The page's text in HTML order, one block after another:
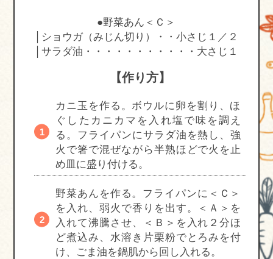
●野菜あん＜Ｃ＞
│ショウガ（みじん切り）・・小さじ１／２
│サラダ油・・・・・・・・・・・大さじ１
【作り方】
カニ玉を作る。ボウルに卵を割り、ほ
ぐしたカニカマを入れ塩で味を調え
る。フライパンにサラダ油を熱し、強
火で箸で混ぜながら半熟ほどで火を止
め皿に盛り付ける。
野菜あんを作る。フライパンに＜Ｃ＞
を入れ、弱火で香りを出す。＜Ａ＞を
入れて沸騰させ、＜Ｂ＞を入れ２分ほ
ど煮込み、水溶き片栗粉でとろみを付
け、ごま油を鍋肌から回し入れる。